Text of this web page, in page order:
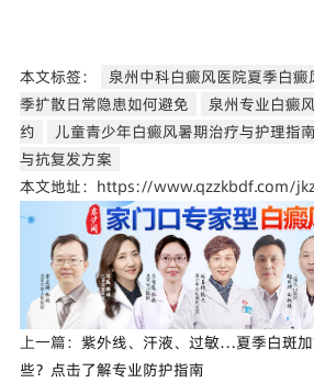
本文标签： 泉州中科白癜风医院夏季白癜
季扩散日常隐患如何避免
泉州专业白癜
约
儿童青少年白癜风暑期治疗与护理指南
与抗复发方案
本文地址：https://www.qzzkbdf.com/
上一篇： 紫外线、汗液、过敏…夏季白斑
些？点击了解专业防护指南